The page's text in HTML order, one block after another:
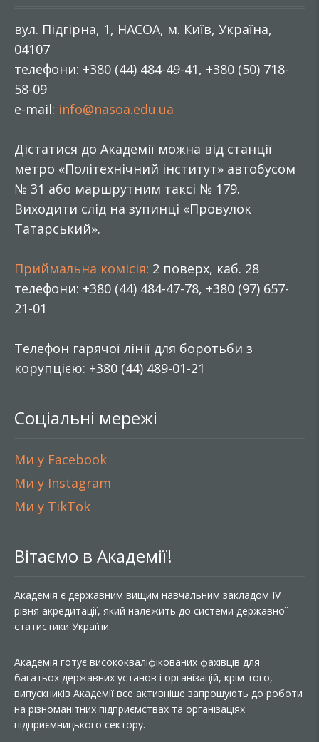
вул. Підгірна, 1, НАСОА, м. Київ, Україна,
04107
телефони: +380 (44) 484-49-41, +380 (50) 718-
58-09
e-mail: info@nasoa.edu.ua
Дістатися до Академії можна від станції
метро «Політехнічний інститут» автобусом
№ 31 або маршрутним таксі № 179.
Виходити слід на зупинці «Провулок
Татарський».
Приймальна комісія: 2 поверх, каб. 28
телефони: +380 (44) 484-47-78, +380 (97) 657-
21-01
Телефон гарячої лінії для боротьби з
корупцією: +380 (44) 489-01-21
Соціальні мережі
Ми у Facebook
Ми у Instagram
Ми у TikTok
Вітаємо в Академії!
Академія є державним вищим навчальним закладом IV
рівня акредитації, який належить до системи державної
статистики України.
Академія готує висококваліфікованих фахівців для
багатьох державних установ і організацій, крім того,
випускників Академії все активніше запрошують до роботи
на різноманітних підприємствах та організаціях
підприємницького сектору.